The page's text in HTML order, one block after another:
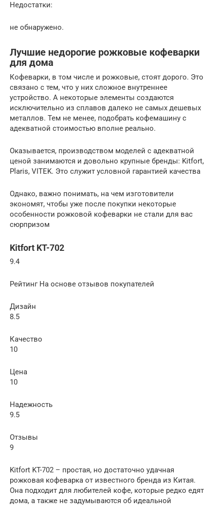
Недостатки:
не обнаружено.
Лучшие недорогие рожковые кофеварки
для дома
Кофеварки, в том числе и рожковые, стоят дорого. Это
связано с тем, что у них сложное внутреннее
устройство. А некоторые элементы создаются
исключительно из сплавов далеко не самых дешевых
металлов. Тем не менее, подобрать кофемашину с
адекватной стоимостью вполне реально.
Оказывается, производством моделей с адекватной
ценой занимаются и довольно крупные бренды: Kitfort,
Plaris, VITEK. Это служит условной гарантией качества
Однако, важно понимать, на чем изготовители
экономят, чтобы уже после покупки некоторые
особенности рожковой кофеварки не стали для вас
сюрпризом
Kitfort KT-702
9.4
Рейтинг На основе отзывов покупателей
Дизайн
8.5
Качество
10
Цена
10
Надежность
9.5
Отзывы
9
Kitfort KT-702 – простая, но достаточно удачная
рожковая кофеварка от известного бренда из Китая.
Она подходит для любителей кофе, которые редко едят
дома, а также не задумываются об идеальной